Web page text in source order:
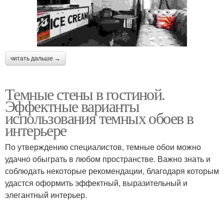
читать дальше →
Темные стены в гостиной.
Эффектные варианты
использования темных обоев в
интерьере
По утверждению специалистов, темные обои можно
удачно обыграть в любом пространстве. Важно знать и
соблюдать некоторые рекомендации, благодаря которым
удастся оформить эффектный, выразительный и
элегантный интерьер.